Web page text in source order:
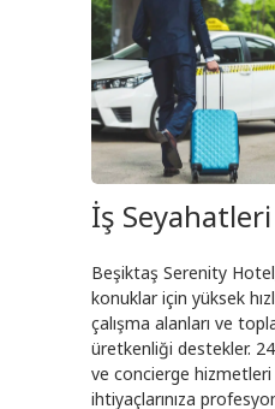
İş
Beşiktaş Serenity
konuklar için yüksek
çalışma alanları ve
üretkenliği destekler.
ve concierge
ihtiyaçlarınıza